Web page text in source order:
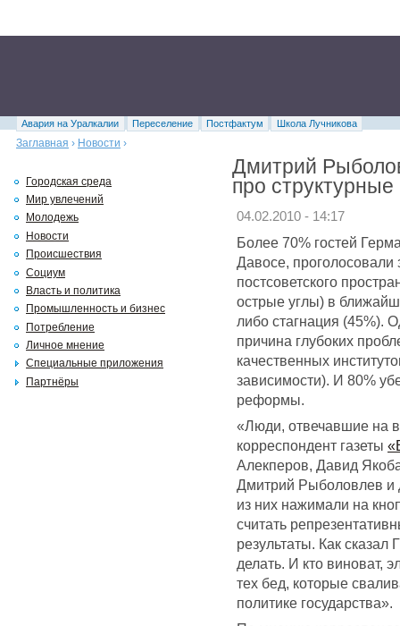
Авария на Уралкалии Переселение Постфактум
Школа Лучникова
Заглавная › Новости ›
Дмитрий
про
04.02.2010 - 14:17
Более 70% гостей
Давосе, проголосовали
постсоветского
острые углы) в
либо стагнация (45%).
причина глубоких
качественных
зависимости). И 80%
реформы.
«Люди, отвечавшие на
корреспондент газеты
Алекперов, Давид
Дмитрий Рыболовлев и
из них нажимали на
считать
результаты. Как
делать. И кто виноват,
тех бед, которые
политике государства».
Городская среда
Мир увлечений
Молодежь
Новости
Происшествия
Социум
Власть и политика
Промышленность и бизнес
Потребление
Личное мнение
Специальные приложения
Партнёры